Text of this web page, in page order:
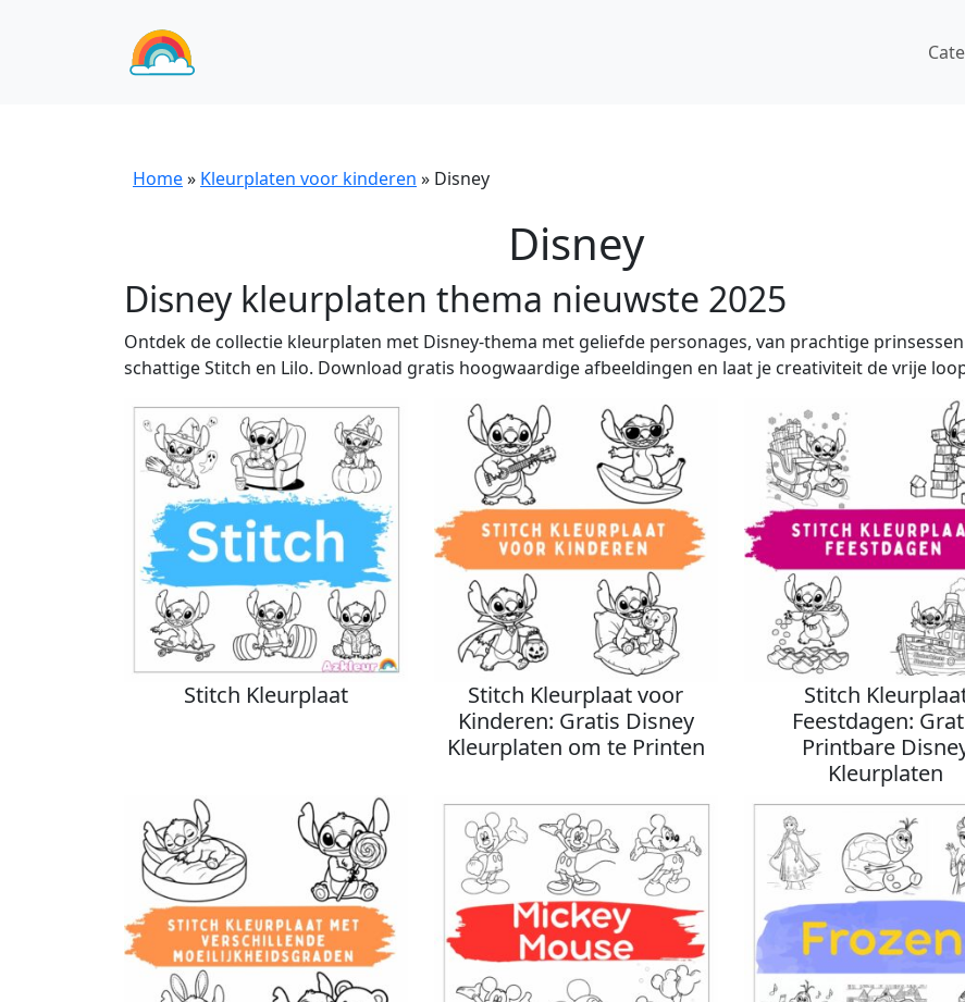
Home» Kleurplaten voor kinderen » Disney
Disney
Disney kleurplaten thema nieuwste 2025
Ontdek de collectie kleurplaten met Disney-thema met geliefde personages, van prachtige
schattige Stitch en Lilo. Download gratis hoogwaardige afbeeldingen en laat je creativiteit de vrije
Stitch Kleurplaat
Stitch Kleurplaat voor
Kinderen: Gratis Disney
Kleurplaten om te Printen
Stitch
Feestdagen:
Printbare
Kleurplaten